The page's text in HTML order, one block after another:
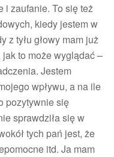
i zaufanie. To się też
kiedy jestem w
z tyłu głowy mam już
to może wyglądać –
Jestem
wpływu, a na ile
pozytywnie się
sprawdziła się w
tych pań jest, że
itd. Ja mam